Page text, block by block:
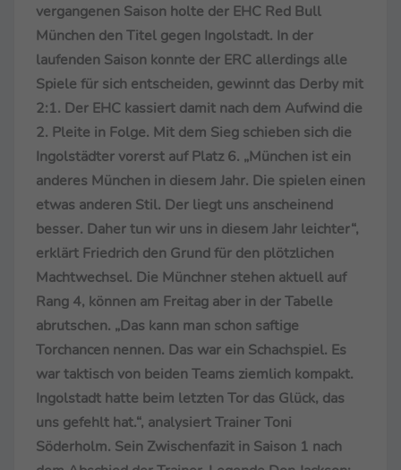
vergangenen Saison holte der EHC Red Bull
München den Titel gegen Ingolstadt. In der
laufenden Saison konnte der ERC allerdings alle
Spiele für sich entscheiden, gewinnt das Derby mit
2:1. Der EHC kassiert damit nach dem Aufwind die
2. Pleite in Folge. Mit dem Sieg schieben sich die
Ingolstädter vorerst auf Platz 6. „München ist ein
anderes München in diesem Jahr. Die spielen einen
etwas anderen Stil. Der liegt uns anscheinend
besser. Daher tun wir uns in diesem Jahr leichter“,
erklärt Friedrich den Grund für den plötzlichen
Machtwechsel. Die Münchner stehen aktuell auf
Rang 4, können am Freitag aber in der Tabelle
abrutschen. „Das kann man schon saftige
Torchancen nennen. Das war ein Schachspiel. Es
war taktisch von beiden Teams ziemlich kompakt.
Ingolstadt hatte beim letzten Tor das Glück, das
uns gefehlt hat.“, analysiert Trainer Toni
Söderholm. Sein Zwischenfazit in Saison 1 nach